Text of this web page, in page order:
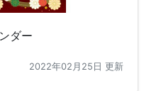
ダー
2022年02月25日 更新